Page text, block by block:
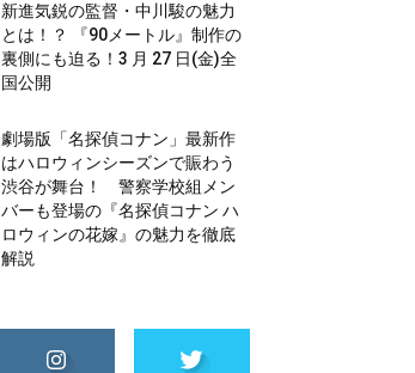
新進気鋭の監督・中川駿の魅力
とは！？ 『90メートル』制作の
裏側にも迫る！3 月 27 日(金)全
国公開
劇場版「名探偵コナン」最新作
はハロウィンシーズンで賑わう
渋谷が舞台！ 警察学校組メン
バーも登場の『名探偵コナン ハ
ロウィンの花嫁』の魅力を徹底
解説